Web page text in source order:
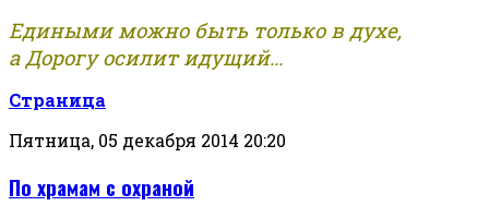
Едиными можно быть только в духе,
а Дорогу осилит идущий...
Страница
Пятница, 05 декабря 2014 20:20
По храмам с охраной